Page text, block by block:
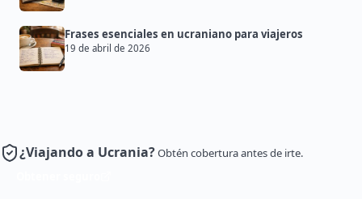
Frases esenciales en ucraniano para viajeros
19 de abril de 2026
¿Viajando a Ucrania?Obtén cobertura antes de irte.